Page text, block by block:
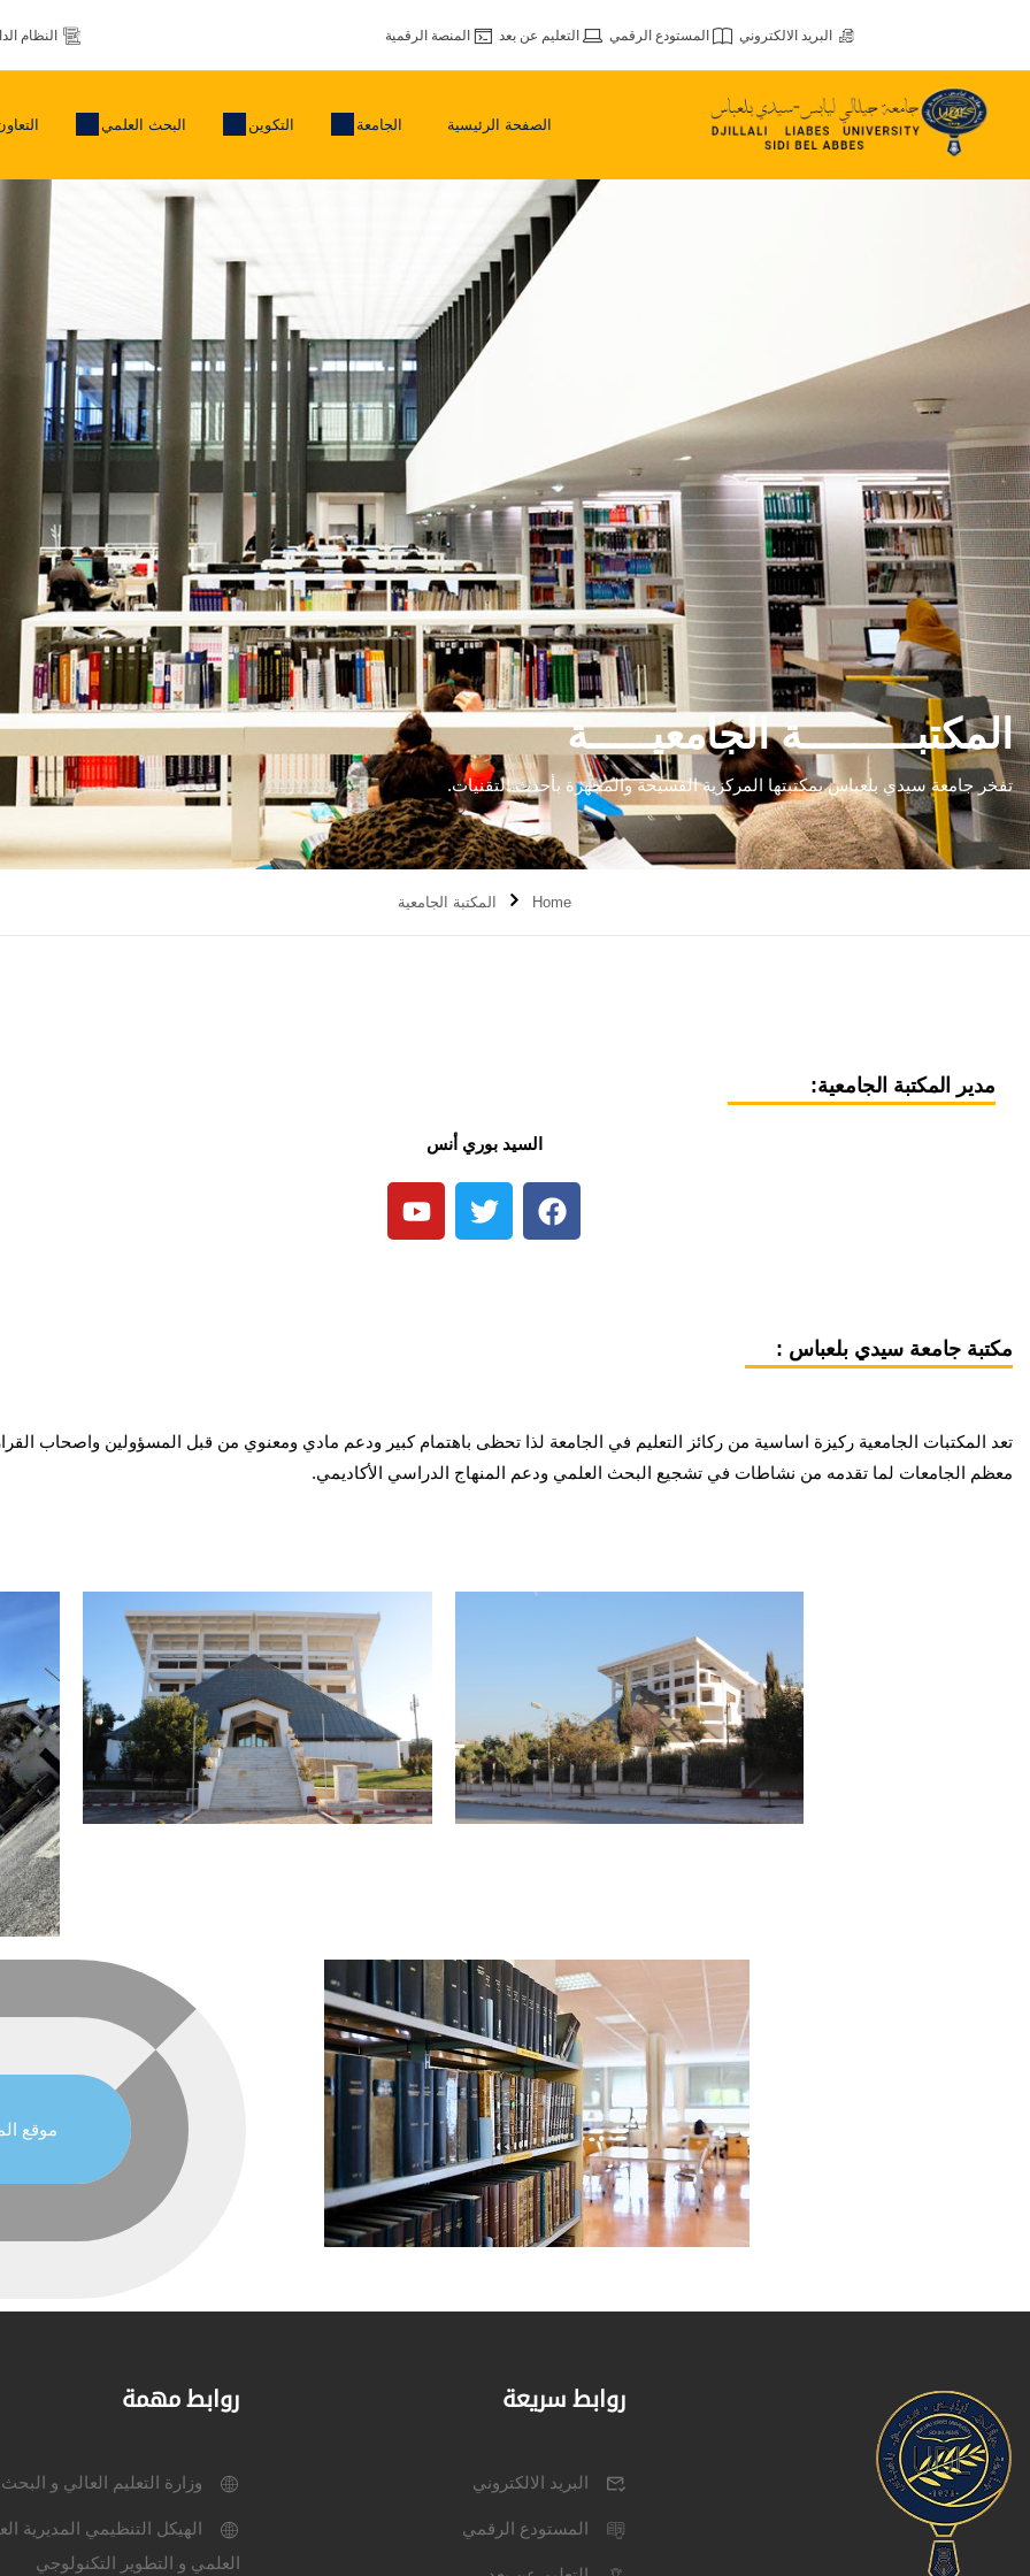
البريد الالكتروني المستودع الرقمي التعليم عن بعد المنصة الرقمية النظام
الصفحة الرئيسية الجامعة التكوين البحث العلمي
المكتبـــــــــة الجامعيـــــة
تفخر جامعة سيدي بلعباس بمكتبتها المركزية الفسيحة والمجهزة بأحدث التقنيات.
Home المكتبة الجامعية
مدير المكتبة الجامعية:
السيد بوري أنس
مكتبة جامعة سيدي بلعباس :
تعد المكتبات الجامعية ركيزة اساسية من ركائز التعليم في الجامعة لذا تحظى باهتمام كبير ودعم مادي ومعنوي من قبل المسؤولين واصحاب
معظم الجامعات لما تقدمه من نشاطات في تشجيع البحث العلمي ودعم المنهاج الدراسي الأكاديمي.
موقع
روابط سريعة
البريد الالكتروني
المستودع الرقمي
روابط مهمة
وزارة التعليم العالي و
الهيكل التنظيمي المديرية
العلمي و التطوير التكنولوجي